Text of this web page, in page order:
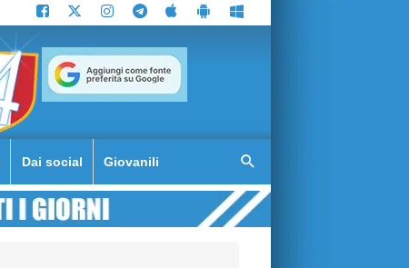
Dai social Giovanili